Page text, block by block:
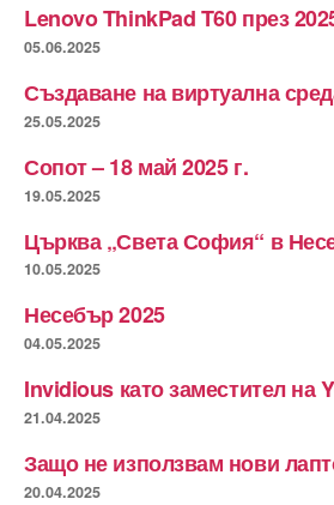
Lenovo ThinkPad T60 през
05.06.2025
Създаване на виртуална
25.05.2025
Сопот – 18 май 2025 г.
19.05.2025
Църква „Света София“ в
10.05.2025
Несебър 2025
04.05.2025
Invidious като заместител на
21.04.2025
Защо не използвам нови
20.04.2025